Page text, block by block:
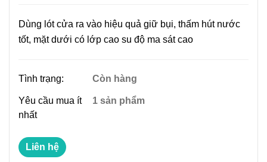
Dùng lót cửa ra vào hiệu quả giữ bụi, thấm hút nước
tốt, mặt dưới có lớp cao su độ ma sát cao
Tình trạng: Còn hàng
Yêu cầu mua ít
nhất
1 sản phẩm
Liên hệ